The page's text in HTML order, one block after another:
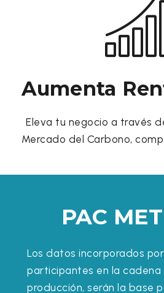
Aumenta
Eleva tu negocio a través
Mercado del Carbono,
PAC
Los datos incorporados
participantes en la cadena
producción, serán la base